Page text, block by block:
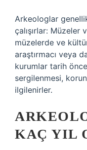
Arkeologlar
çalışırlar:
müzelerde ve
araştırmacı veya
kurumlar tarih
sergilenmesi,
ilgilenirler.
KAÇ YIL